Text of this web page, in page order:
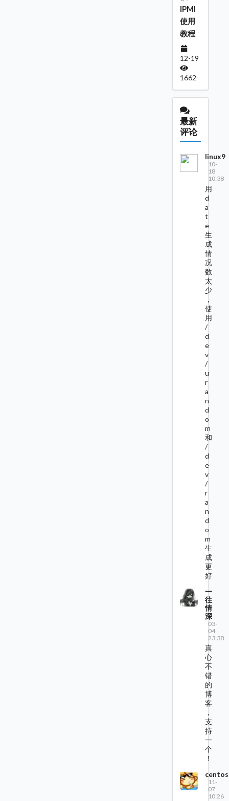
IPMI
使用
教程
12-19
1662
最新
评论
linux9
10-
18
10:38
用
d
a
t
e
生
成
情
况
数
太
少
，
使
用
/
d
e
v
/
u
r
a
n
d
o
m
和
/
d
e
v
/
r
a
n
d
o
m
生
成
更
好
一
往
情
深
03-
04
23:38
真
心
不
错
的
博
客
，
支
持
一
个
！
centos
11-
07
10:26